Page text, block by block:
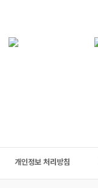
개인정보 처리방침